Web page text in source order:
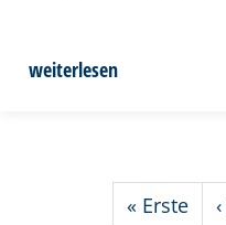
weiterlesen
« Erste ‹